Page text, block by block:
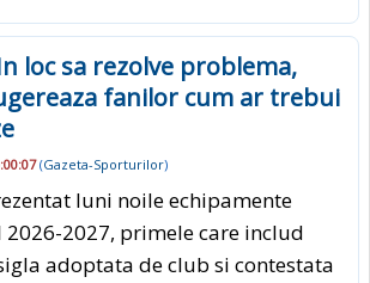
loc sa rezolve problema,
fanilor cum ar trebui
(Gazeta-Sporturilor)
luni noile echipamente
2026-2027, primele care includ
adoptata de club si contestata